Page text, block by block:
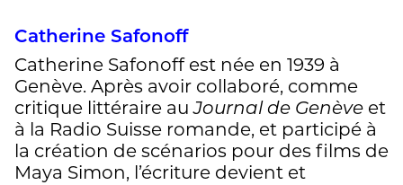
Catherine Safonoff
Catherine Safonoff est née en 1939 à
Genève. Après avoir collaboré, comme
critique littéraire auJournal de Genève et
à la Radio Suisse romande, et participé à
la création de scénarios pour des films de
Maya Simon, l’écriture devient et